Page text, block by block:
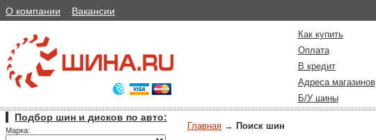
О компании Вакансии
Как купить
Оплата
В кредит
Адреса магазинов
Б/У шины
Подбор шин и дисков по авто:
Марка: Главная → Поиск шин